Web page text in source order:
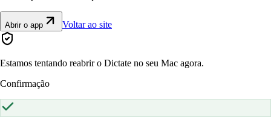
Abrir o app Voltar ao site
Estamos tentando reabrir o Dictate no seu Mac agora.
Confirmação